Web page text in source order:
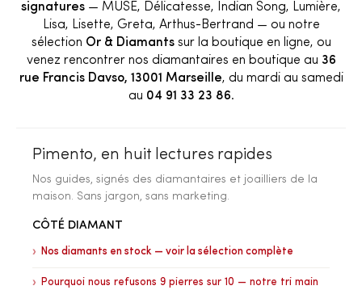
signatures — MUSE, Délicatesse, Indian Song, Lumière,
Lisa, Lisette, Greta, Arthus-Bertrand — ou notre
sélection Or & Diamantssur la boutique en ligne, ou
venez rencontrer nos diamantaires en boutique au 36
rue Francis Davso, 13001 Marseille, du mardi au samedi
au 04 91 33 23 86.
Pimento, en huit lectures rapides
Nos guides, signés des diamantaires et joailliers de la
maison. Sans jargon, sans marketing.
CÔTÉ DIAMANT
Nos diamants en stock — voir la sélection complète
Pourquoi nous refusons 9 pierres sur 10 — notre tri main